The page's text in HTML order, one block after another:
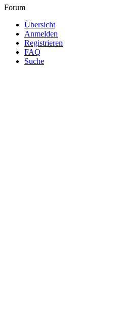
Forum
Übersicht
Anmelden
Registrieren
FAQ
Suche